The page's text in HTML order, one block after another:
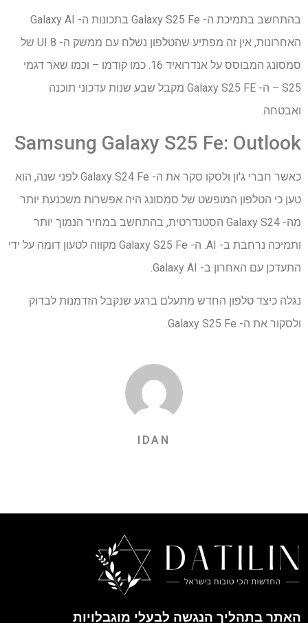
בהתחשב בתמיכת ה- Galaxy S25 Fe בתכונות ה- Galaxy AI
האחרונות, אין זה מפתיע שהטלפון נשלח עם ממשק ה- UI 8 של
סמסונג המבוסס על אנדרואיד 16. כמו קודמו – וכמו שאר דגמי
S25 – ה- Galaxy S25 FE מקבל שבע שנות עדכוני תוכנה
ואבטחה.
Samsung Galaxy S25 Fe: Outlook
כאשר חברי ג'ון ולסקו סקר את ה- Galaxy S24 Fe לפני שנה, הוא
טען כי הטלפון המופשט של סמסונג היה אפשרות משכנעת יותר
מה- Galaxy S24 הסטנדרטית, בהתחשב במחיר הנמוך יותר
ותמיכה נרחבת ב- AI. ה- Galaxy S25 Fe מקווה לטעון דומה על ידי
התעדכן עם האחרון ב- Galaxy AI.
נגלה כיצד טלפון החדש מתעלם ברגע שנקבל הזדמנות לבדוק
ולסקור את ה- Galaxy S25 Fe.
IDAN
האתר בתהליך הנגשה לבעלי מוגבלויות